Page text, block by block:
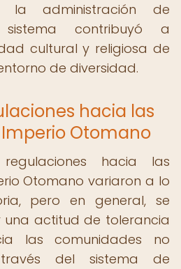
administración de
sistema contribuyó a
cultural y religiosa de
de diversidad.
hacia las
Otomano
hacia las
Otomano variaron a lo
pero en general, se
actitud de tolerancia
las comunidades no
del sistema de